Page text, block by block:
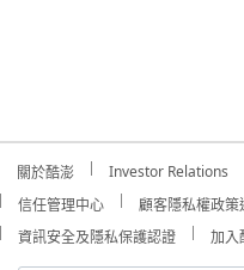
關於酷澎 Investor Relations
信任管理中心
顧客隱私權政策
資訊安全及隱私保護認證
加入